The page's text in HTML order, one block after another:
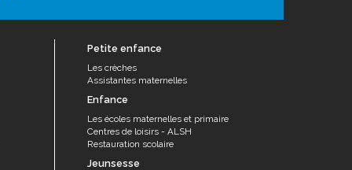
Petite enfance
Les crèches
Assistantes maternelles
Enfance
Les écoles maternelles et primaire
Centres de loisirs - ALSH
Restauration scolaire
Jeunsesse